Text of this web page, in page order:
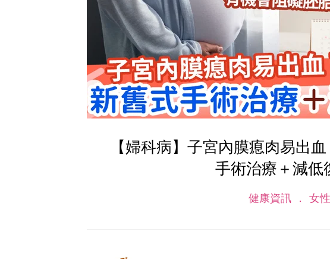
【婦科病】子宮內膜瘜肉易出
手術治療＋減低
健康資訊 女